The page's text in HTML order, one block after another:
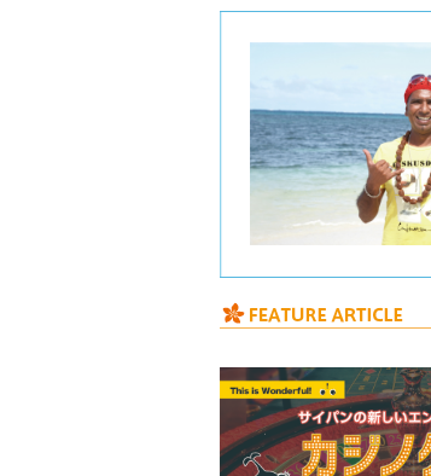
2014年8月1日 お知らせ
2014年8月1日
新店追加
2014年8月1日 新店追加